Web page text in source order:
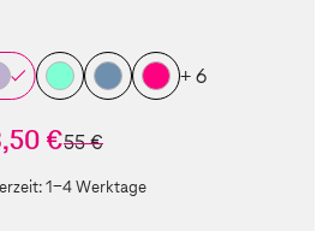
+ 6
€statt
55 €
1-4 Werktage